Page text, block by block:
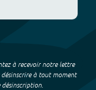
à recevoir notre lettre
à tout moment